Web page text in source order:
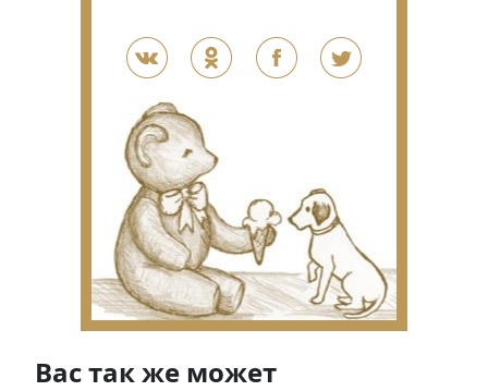
Вас так же может